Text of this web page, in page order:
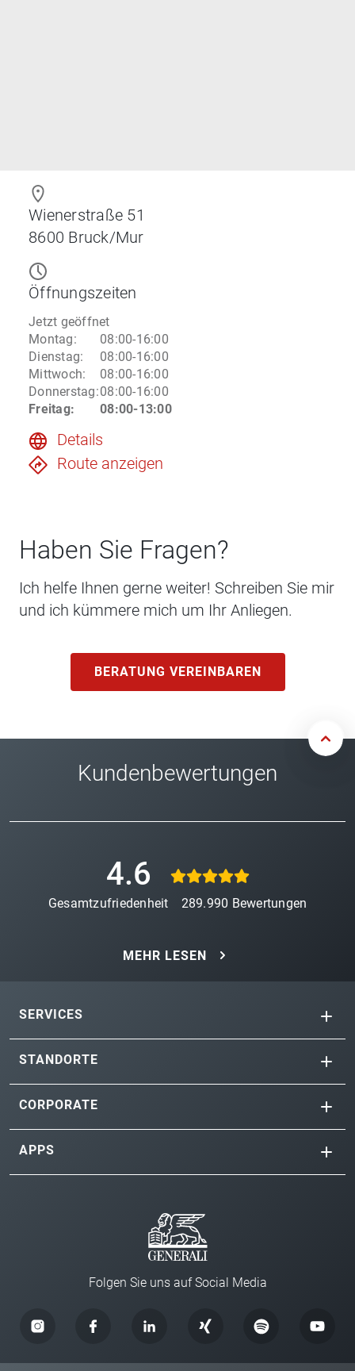
Wienerstraße 51
8600 Bruck/Mur
Öffnungszeiten
Jetzt geöffnet
Montag:
08:00-16:00
Dienstag:
08:00-16:00
Mittwoch:
08:00-16:00
Donnerstag:08:00-16:00
Freitag: 08:00-13:00
Details
Route anzeigen
Haben Sie Fragen?
Ich helfe Ihnen gerne weiter! Schreiben Sie mir
und ich kümmere mich um Ihr Anliegen.
BERATUNG VEREINBAREN
Kundenbewertungen
4.6
Gesamtzufriedenheit 289.990 Bewertungen
MEHR LESEN
SERVICES
STANDORTE
CORPORATE
APPS
Folgen Sie uns auf Social Media